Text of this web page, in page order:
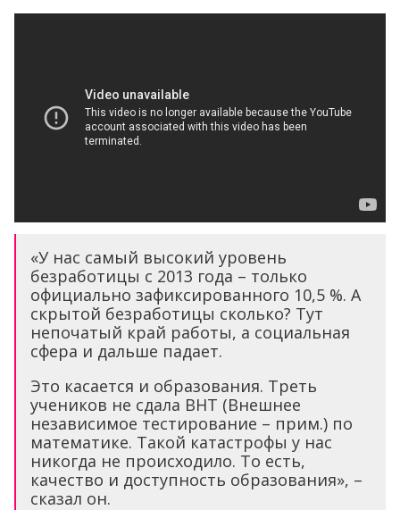
«У нас самый высокий уровень
безработицы с 2013 года – только
официально зафиксированного 10,5 %. А
скрытой безработицы сколько? Тут
непочатый край работы, а социальная
сфера и дальше падает.
Это касается и образования. Треть
учеников не сдала ВНТ (Внешнее
независимое тестирование – прим.) по
математике. Такой катастрофы у нас
никогда не происходило. То есть,
качество и доступность образования», –
сказал он.